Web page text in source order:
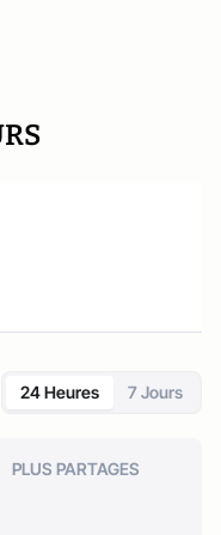
24 Heures 7 Jours
PLUS PARTAGES